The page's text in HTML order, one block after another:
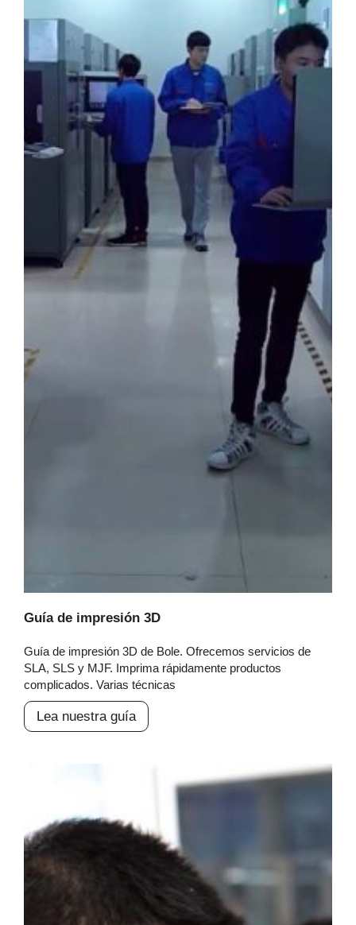
Guía de impresión 3D
Guía de impresión 3D de Bole. Ofrecemos servicios de
SLA, SLS y MJF. Imprima rápidamente productos
complicados. Varias técnicas
Lea nuestra guía